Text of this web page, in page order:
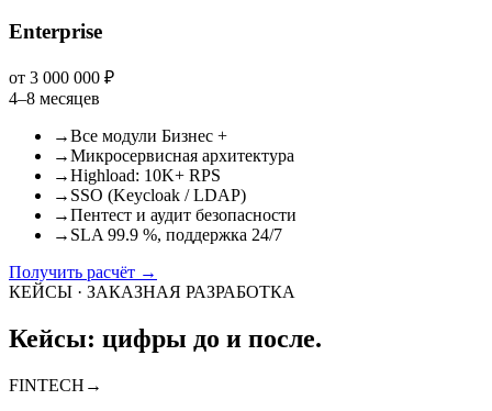
Enterprise
от 3 000 000 ₽
4–8 месяцев
→Все модули Бизнес +
→Микросервисная архитектура
→Highload: 10K+ RPS
→ SSO (Keycloak / LDAP)
→Пентест и аудит безопасности
→ SLA 99.9 %, поддержка 24/7
Получить расчёт →
КЕЙСЫ · ЗАКАЗНАЯ РАЗРАБОТКА
Кейсы: цифры до и после.
FINTECH →